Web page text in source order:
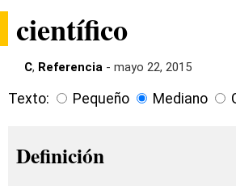
científico
C, Referencia - mayo 22, 2015
Texto: Pequeño Mediano
Definición